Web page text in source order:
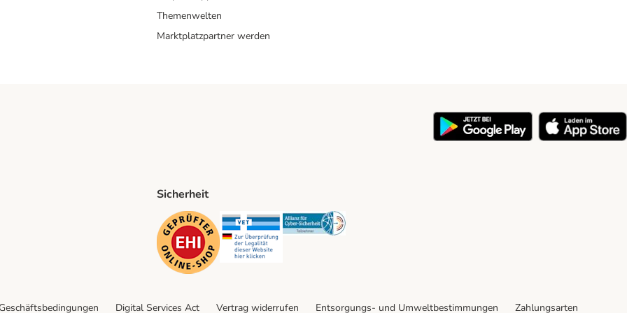
Themenwelten
Marktplatzpartner werden
Method
Sicherheit
Security Security Security
Digital Services Act Vertrag widerrufen Entsorgungs- und Umweltbestimmungen Zahlungsarten